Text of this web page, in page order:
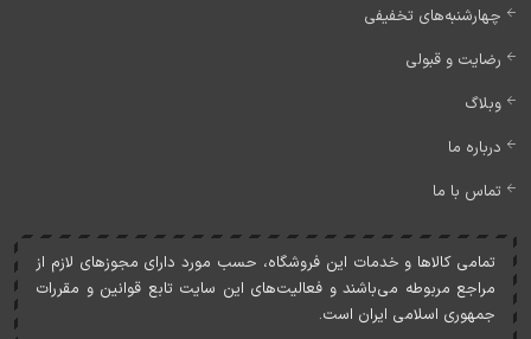
چهارشنبه‌های تخفیفی
رضایت و قبولی
وبلاگ
درباره ما
تماس با ما
تمامی کالاها و خدمات اين فروشگاه، حسب مورد دارای مجوزهای لازم از
مراجع مربوطه می‌باشند و فعاليت‌های اين سايت تابع قوانين و مقررات
جمهوری اسلامی ايران است.